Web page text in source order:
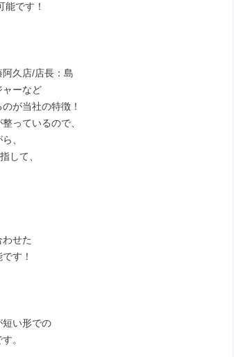
阿久店/店長：島
ャーなど
が当社の特徴！
っているので、
、
して、
せた
す！
短い形での
。